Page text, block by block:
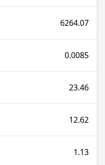
6264.07
0.0085
23.46
12.62
1.13